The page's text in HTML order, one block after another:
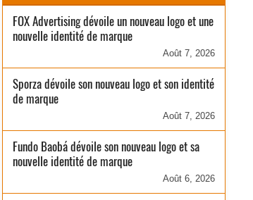
FOX Advertising dévoile un nouveau logo et une
nouvelle identité de marque
Août 7, 2026
Sporza dévoile son nouveau logo et son identité
de marque
Août 7, 2026
Fundo Baobá dévoile son nouveau logo et sa
nouvelle identité de marque
Août 6, 2026